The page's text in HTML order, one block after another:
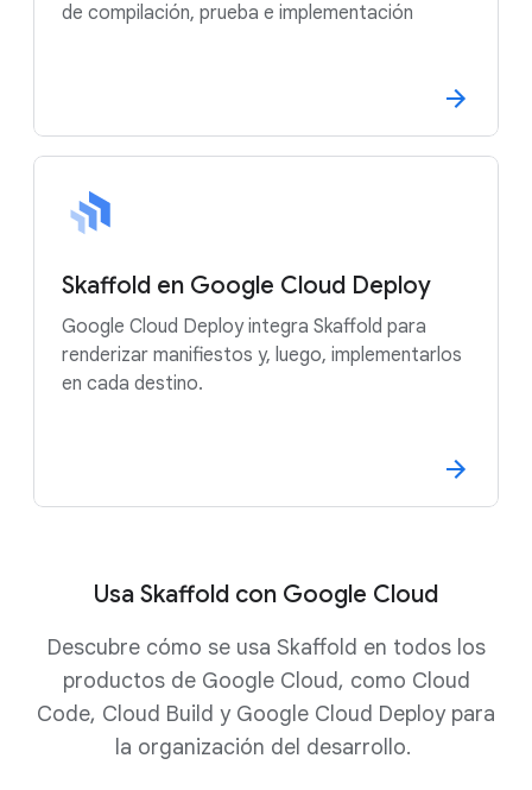
de compilación, prueba e implementación
Skaffold en Google Cloud Deploy
Google Cloud Deploy integra Skaffold para
renderizar manifiestos y, luego, implementarlos
en cada destino.
Usa Skaffold con Google Cloud
Descubre cómo se usa Skaffold en todos los
productos de Google Cloud, como Cloud
Code, Cloud Build y Google Cloud Deploy para
la organización del desarrollo.